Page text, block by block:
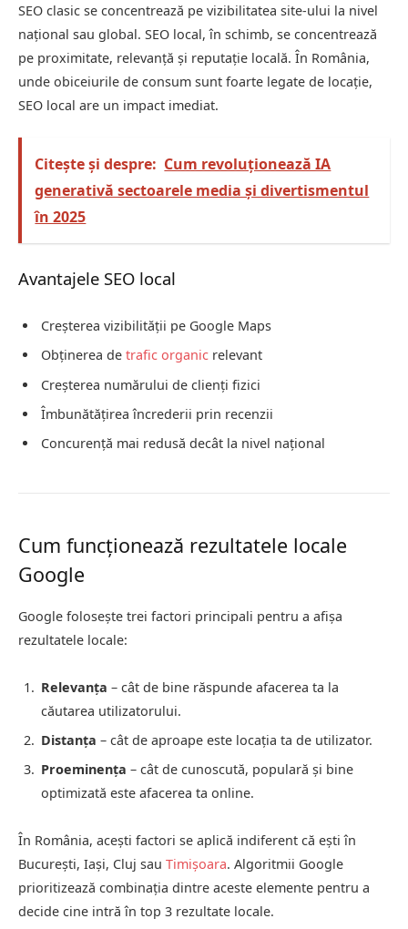
SEO clasic se concentrează pe vizibilitatea site-ului la nivel
național sau global. SEO local, în schimb, se concentrează
pe proximitate, relevanță și reputație locală. În România,
unde obiceiurile de consum sunt foarte legate de locație,
SEO local are un impact imediat.
Citește și despre: Cum revoluţionează IA
generativă sectoarele media şi divertismentul
în 2025
Avantajele SEO local
Creșterea vizibilității pe Google Maps
Obținerea de trafic organic relevant
Creșterea numărului de clienți fizici
Îmbunătățirea încrederii prin recenzii
Concurență mai redusă decât la nivel național
Cum funcționează rezultatele locale
Google
Google folosește trei factori principali pentru a afișa
rezultatele locale:
Relevanța – cât de bine răspunde afacerea ta la
căutarea utilizatorului.
Distanța – cât de aproape este locația ta de utilizator.
Proeminența – cât de cunoscută, populară și bine
optimizată este afacerea ta online.
În România, acești factori se aplică indiferent că ești în
București, Iași, Cluj sau Timișoara. Algoritmii Google
prioritizează combinația dintre aceste elemente pentru a
decide cine intră în top 3 rezultate locale.